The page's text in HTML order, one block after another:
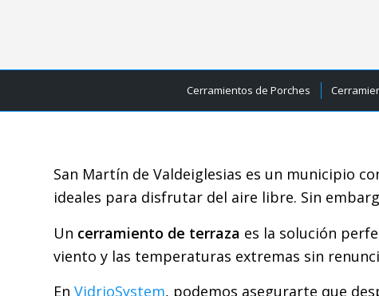
Cerramientos de Porches
San Martín de Valdeiglesias es un municipio
ideales para disfrutar del aire libre. Sin
Un cerramiento de terraza es la solución
viento y las temperaturas extremas sin
En VidrioSystem, podemos asegurarte que